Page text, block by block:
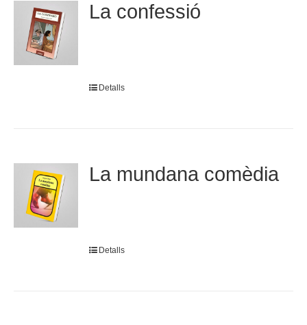
La confessió
Detalls
La mundana comèdia
Detalls